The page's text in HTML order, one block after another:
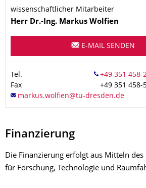
wissenschaftlicher Mitarbeiter
Name
Herr Dr.-Ing. Markus Wolfien
E-MAIL SENDEN
Tel.
Fax
+49 351 458-
Finanzierung
Die Finanzierung erfolgt aus Mitteln
für Forschung, Technologie und